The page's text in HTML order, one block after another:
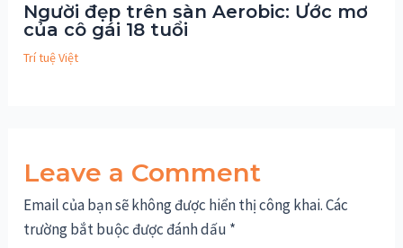
Người đẹp trên sàn Aerobic: Ước mơ
của cô gái 18 tuổi
Trí tuệ Việt
Leave a Comment
Email của bạn sẽ không được hiển thị công khai.Các
trường bắt buộc được đánh dấu *